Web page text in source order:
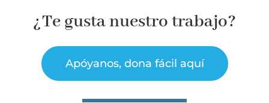
¿Te gusta nuestro trabajo?
Apóyanos, dona fácil aquí